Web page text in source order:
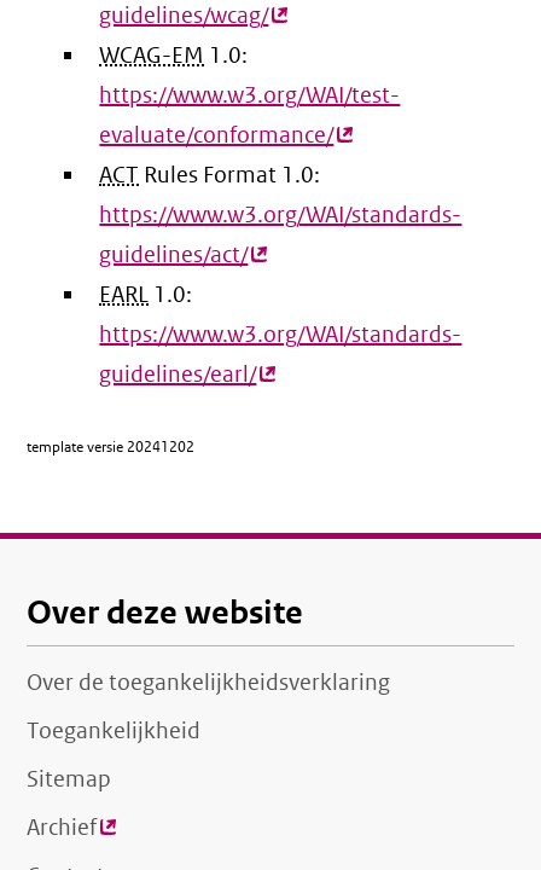
guidelines/wcag/(externe
WCAG-EM 1.0:
https://www.w3.org/WAI/test-
evaluate/conformance/(externe
ACT Rules Format 1.0:
https://www.w3.org/WAI/standards-
guidelines/act/(externe
EARL 1.0:
https://www.w3.org/WAI/standards-
guidelines/earl/(externe
template versie 20241202
Over deze website
Over de toegankelijkheidsverklaring
Toegankelijkheid
Sitemap
Archief(externe